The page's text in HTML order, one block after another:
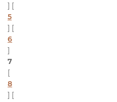
] [
5
] [
6
]
7
[
8
] [